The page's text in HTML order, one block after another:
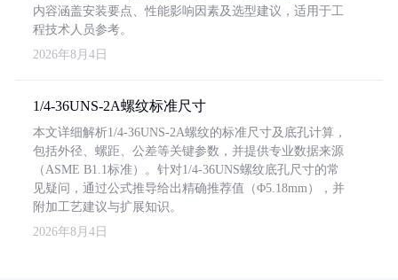
内容涵盖安装要点、性能影响因素及选型建议，适用于工
程技术人员参考。
2026年8月4日
1/4-36UNS-2A螺纹标准尺寸
本文详细解析1/4-36UNS-2A螺纹的标准尺寸及底孔计算，
包括外径、螺距、公差等关键参数，并提供专业数据来源
（ASME B1.1标准）。针对1/4-36UNS螺纹底孔尺寸的常
见疑问，通过公式推导给出精确推荐值（Φ5.18mm），并
附加工艺建议与扩展知识。
2026年8月4日